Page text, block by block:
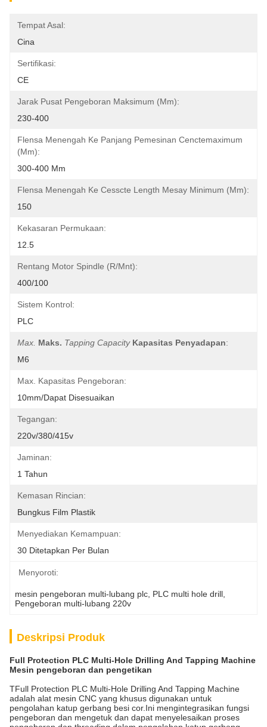
Tempat Asal:
Cina
Sertifikasi:
CE
Jarak Pusat Pengeboran Maksimum (mm):
230-400
Flensa Menengah Ke Panjang Pemesinan Cenctemaximum
(mm):
300-400 Mm
Flensa Menengah Ke Cesscte Length Mesay Minimum (mm):
150
Kekasaran Permukaan:
12.5
Rentang Motor Spindle (r/mnt):
400/100
Sistem Kontrol:
PLC
Max. Maks. Tapping Capacity Kapasitas Penyadapan:
M6
Max. Kapasitas Pengeboran:
10mm/dapat Disesuaikan
Tegangan:
220v/380/415v
Jaminan:
1 Tahun
Kemasan Rincian:
Bungkus Film Plastik
Menyediakan Kemampuan:
30 Ditetapkan Per Bulan
Menyoroti:
mesin pengeboran multi-lubang plc PLC multi hole drill
Pengeboran multi-lubang 220v
Deskripsi Produk
Full Protection PLC Multi-Hole Drilling And Tapping Machine
Mesin pengeboran dan pengetikan
TFull Protection PLC Multi-Hole Drilling And Tapping Machine
adalah alat mesin CNC yang khusus digunakan untuk
pengolahan katup gerbang besi cor.Ini mengintegrasikan fungsi
pengeboran dan mengetuk dan dapat menyelesaikan proses